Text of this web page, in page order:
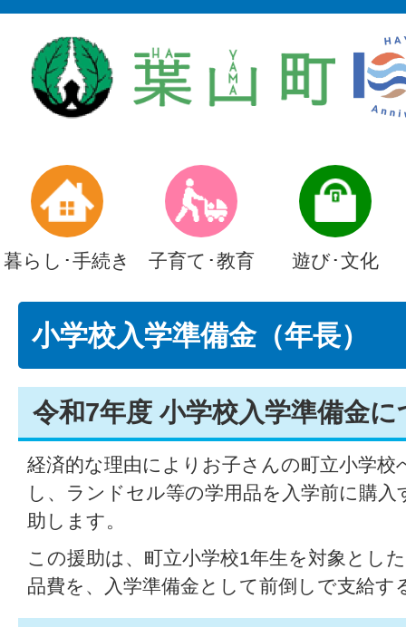
暮らし･手続き 子育て･教育 遊び･文化
小学校入学準備金（年長）
令和7年度 小学校入学準備金に
経済的な理由によりお子さんの町立小学校
し、ランドセル等の学用品を入学前に購
助します。
この援助は、町立小学校1年生を対象とし
品費を、入学準備金として前倒しで支給す